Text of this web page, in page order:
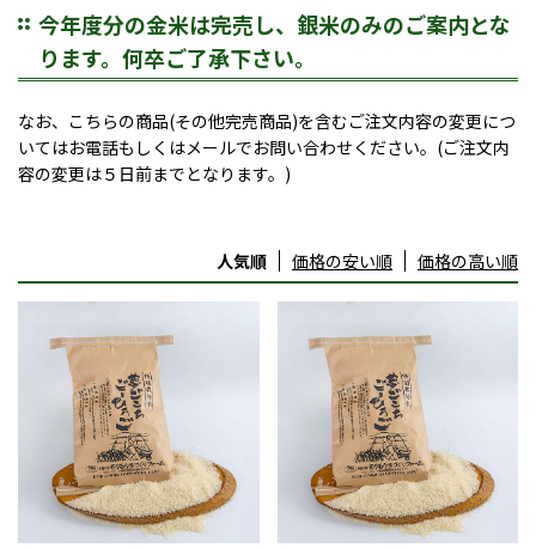
今年度分の金米は完売し、銀米のみのご案内とな
ります。何卒ご了承下さい。
なお、こちらの商品(その他完売商品)を含むご注文内容の変更につ
いてはお電話もしくはメールでお問い合わせください。(ご注文内
容の変更は５日前までとなります。)
人気順 価格の安い順 価格の高い順